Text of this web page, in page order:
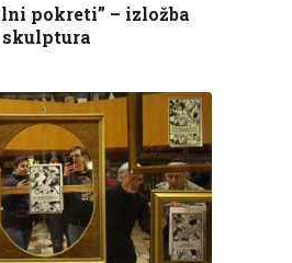
pokreti” – izložba
skulptura